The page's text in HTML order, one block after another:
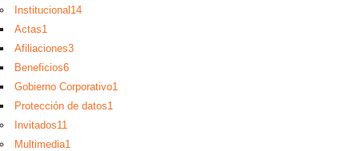
Institucional 14
Actas1
Afiliaciones3
Beneficios6
Gobierno Corporativo1
Protección de datos1
Invitados11
Multimedia1